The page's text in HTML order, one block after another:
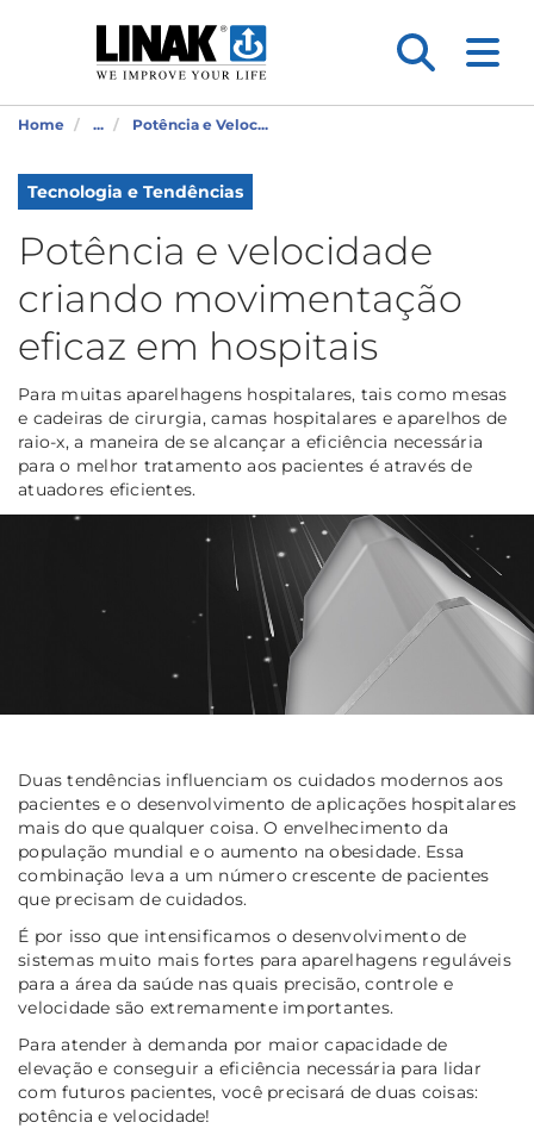
Home ... Potência e Veloc...
Tecnologia e Tendências
Potência e velocidade
criando movimentação
eficaz em hospitais
Para muitas aparelhagens hospitalares, tais como mesas
e cadeiras de cirurgia, camas hospitalares e aparelhos de
raio-x, a maneira de se alcançar a eficiência necessária
para o melhor tratamento aos pacientes é através de
atuadores eficientes.
Duas tendências influenciam os cuidados modernos aos
pacientes e o desenvolvimento de aplicações hospitalares
mais do que qualquer coisa. O envelhecimento da
população mundial e o aumento na obesidade. Essa
combinação leva a um número crescente de pacientes
que precisam de cuidados.
É por isso que intensificamos o desenvolvimento de
sistemas muito mais fortes para aparelhagens reguláveis
para a área da saúde nas quais precisão, controle e
velocidade são extremamente importantes.
Para atender à demanda por maior capacidade de
elevação e conseguir a eficiência necessária para lidar
com futuros pacientes, você precisará de duas coisas:
potência e velocidade!